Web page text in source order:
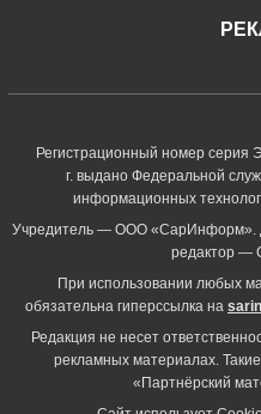
Регистрационный номер
г. выдано Федеральной
информационных
Учредитель — ООО «СарИнформ».
редактор —
При использовании любых
обязательна гиперссылка на
Редакция не несет
рекламных материалах.
«Партнёрский